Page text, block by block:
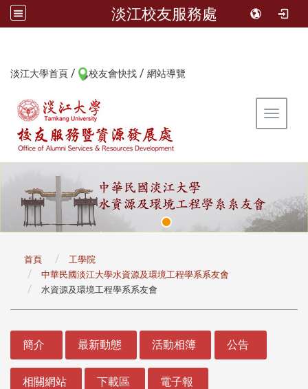
淡江校友服務處
淡江大學首頁 / 校友會快找 / 網站導覽
Toggle
首頁
工學院
中華民國淡江大學水資源及環境工程學系系友會
水資源及環境工程學系系友會
簡介 最新動態 活動相簿 公告
相關網站 下載區 電子報